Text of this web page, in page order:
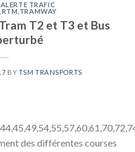
ALERTE TRAFIC
RTM TRAMWAY
T2 et T3 et Bus
BY TSM TRANSPORTS
des différentes courses